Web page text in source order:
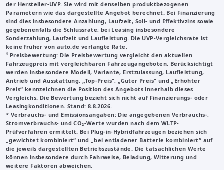
der Hersteller-UVP. Sie wird mit denselben produktbezogenen
Parametern wie das dargestellte Angebot berechnet. Bei Finanzierung
sind dies insbesondere Anzahlung, Laufzeit, Soll- und Effektivzins sowie
gegebenenfalls die Schlussrate; bei Leasing insbesondere
Sonderzahlung, Laufzeit und Laufleistung. Die UVP-Vergleichsrate ist
keine früher von auto.de verlangte Rate.
⁴ Preisbewertung: Die Preisbewertung vergleicht den aktuellen
Fahrzeugpreis mit vergleichbaren Fahrzeugangeboten. Berücksichtigt
werden insbesondere Modell, Variante, Erstzulassung, Laufleistung,
Antrieb und Ausstattung. „Top-Preis“, „Guter Preis“ und „Erhöhter
Preis“ kennzeichnen die Position des Angebots innerhalb dieses
Vergleichs. Die Bewertung bezieht sich nicht auf Finanzierungs- oder
Leasingkonditionen. Stand: 8.8.2026.
* Verbrauchs- und Emissionsangaben: Die angegebenen Verbrauchs-,
Stromverbrauchs- und CO₂-Werte wurden nach dem WLTP-
Prüfverfahren ermittelt. Bei Plug-in-Hybridfahrzeugen beziehen sich
„gewichtet kombiniert“ und „bei entladener Batterie kombiniert“ auf
die jeweils dargestellten Betriebszustände. Die tatsächlichen Werte
können insbesondere durch Fahrweise, Beladung, Witterung und
weitere Faktoren abweichen.